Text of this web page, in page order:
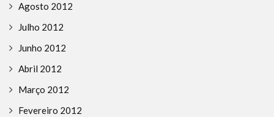
Agosto 2012
Julho 2012
Junho 2012
Abril 2012
Março 2012
Fevereiro 2012